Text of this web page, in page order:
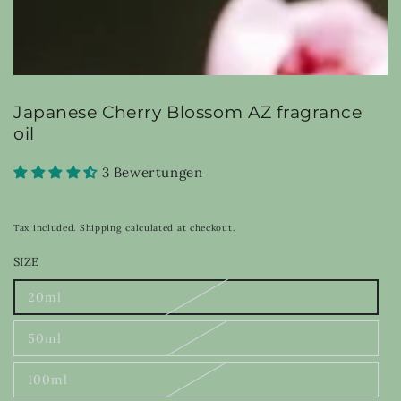
Japanese Cherry Blossom AZ fragrance
oil
3 Bewertungen
Tax included. Shipping calculated at checkout.
SIZE
20ml
Variant
sold
or
unavailable
50ml
Variant
sold
or
unavailable
100ml
Variant
sold